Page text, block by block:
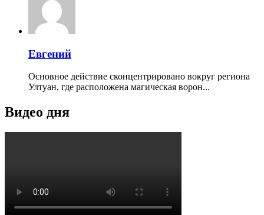
Евгений
Основное действие сконцентрировано вокруг региона
Ултуан, где расположена магическая ворон...
Видео дня